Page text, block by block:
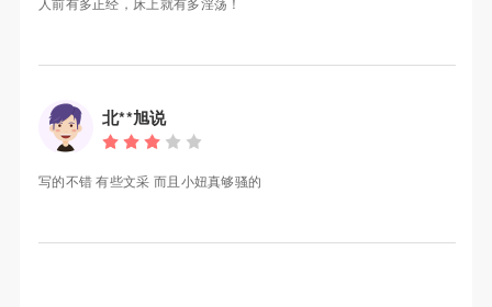
北**旭说
写的不错 有些文采 而且小妞真够骚的